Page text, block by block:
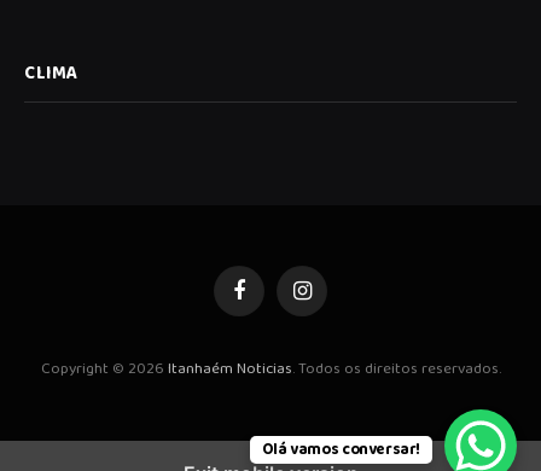
CLIMA
FacebookInstagram
Copyright © 2026Itanhaém Noticias. Todos os direitos reservados.
Olá vamos conversar!